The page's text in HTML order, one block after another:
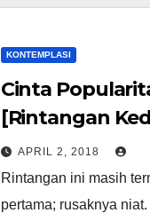
KONTEMPLASI
Cinta
[Rintangan
Menuntut Ilmu]
APRIL 2, 2018
Rintangan ini masih
pertama; rusaknya